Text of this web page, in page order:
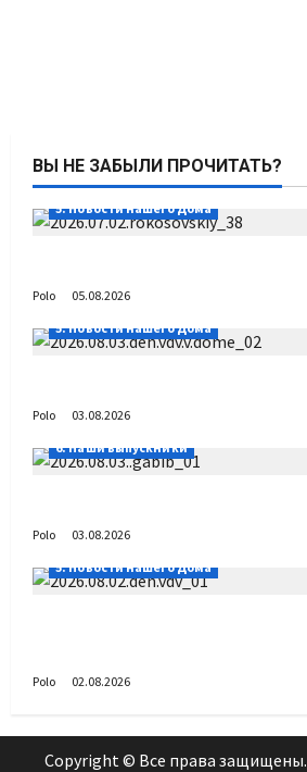
ВЫ НЕ ЗАБЫЛИ ПРОЧИТАТЬ?
5. Новости нашего Дома
Polo
05.08.2026
5. Новости нашего Дома
Polo
03.08.2026
6. Наши выпускники
Polo
03.08.2026
5. Новости нашего Дома
Polo 02.08.2026
Copyright © Все права защищены.